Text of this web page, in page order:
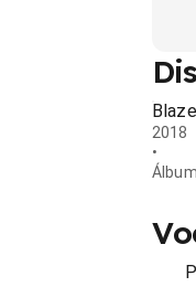
2018
•
Álbum